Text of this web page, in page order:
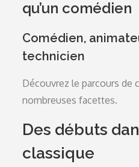
qu’un comédien
Comédien,
technicien
Découvrez le parcours de
nombreuses facettes.
Des débuts
classique